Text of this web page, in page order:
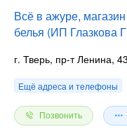
Всё в ажуре,
белья (ИП Глазкова
г. Тверь, пр-т Ленина, 43
Ещё адреса и телефоны
Позвонить